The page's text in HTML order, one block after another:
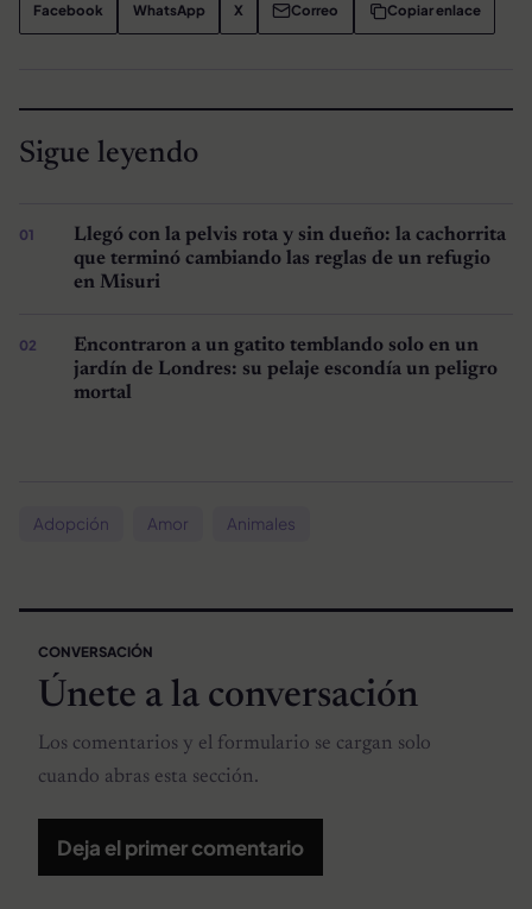
Facebook WhatsApp X Correo Copiar enlace
Sigue leyendo
Llegó con la pelvis rota y sin dueño: la cachorrita
que terminó cambiando las reglas de un refugio
en Misuri
Encontraron a un gatito temblando solo en un
jardín de Londres: su pelaje escondía un peligro
mortal
Adopción Amor Animales
CONVERSACIÓN
Únete a la conversación
Los comentarios y el formulario se cargan solo
cuando abras esta sección.
Deja el primer comentario